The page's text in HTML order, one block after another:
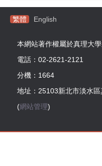
繁體 English
本網站著作權屬於真理大
電話：02-2621-2121
分機：1664
地址：25103新北市淡水
(網站管理)